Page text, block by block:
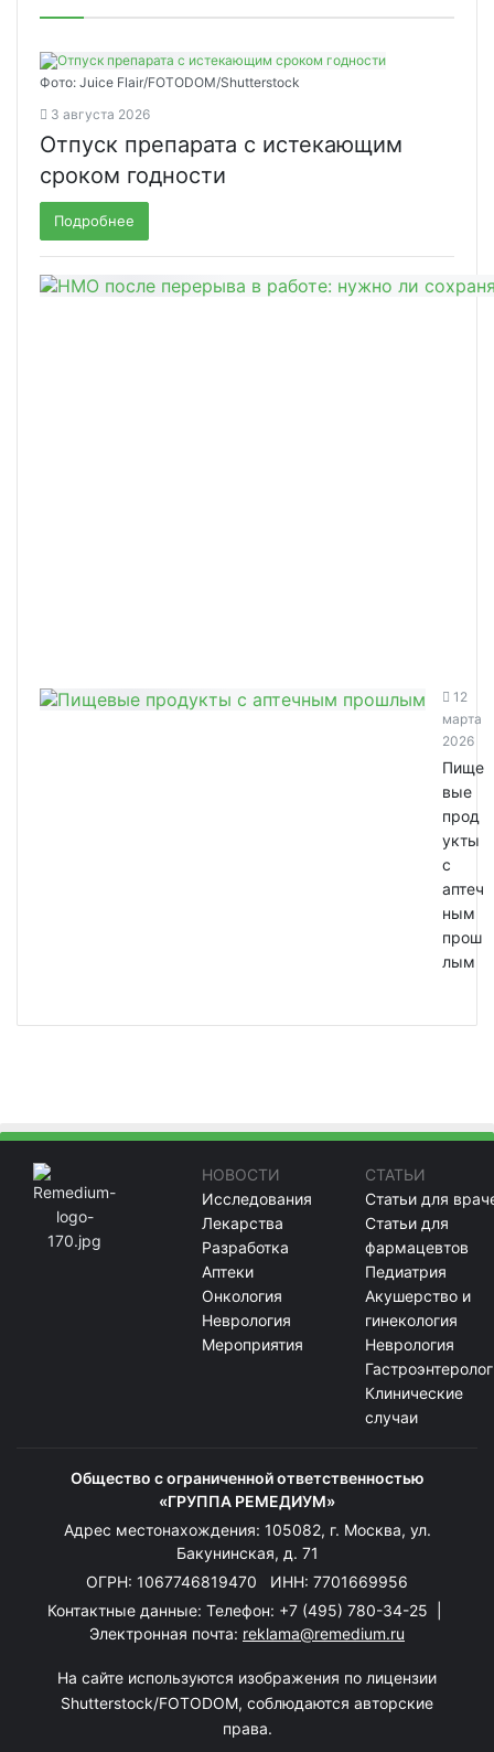
Фото: Juice Flair/FOTODOM/Shutterstoсk
3 августа 2026
Отпуск препарата с истекающим
сроком годности
Подробнее
12
марта
2026
Пище
вые
прод
укты
с
аптеч
ным
прош
лым
НОВОСТИ
Исследования
Лекарства
Разработка
Аптеки
Онкология
Неврология
Мероприятия
СТАТЬИ
Статьи для
Статьи для
фармацевтов
Педиатрия
Акушерство и
гинекология
Неврология
Клинические
случаи
Общество с ограниченной ответственностью
«ГРУППА РЕМЕДИУМ»
Адрес местонахождения: 105082, г. Москва, ул.
Бакунинская, д. 71
ОГРН: 1067746819470 ИНН: 7701669956
Контактные данные: Телефон: +7 (495) 780-34-25
Электронная почта: reklama@remedium.ru
На сайте используются изображения по лицензии
Shutterstock/FOTODOM, соблюдаются авторские
права.